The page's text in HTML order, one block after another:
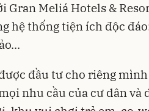
Gran Meliá Hotels &
hệ thống tiện ích độc
đầu tư cho riêng
nhu cầu của cư dân và